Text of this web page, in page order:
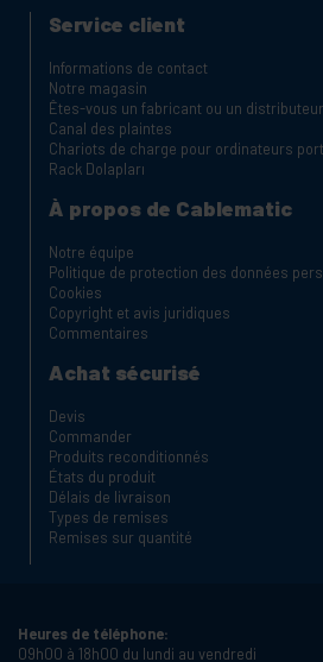
Service client
Informations de contact
Notre magasin
Êtes-vous un fabricant ou un
Canal des plaintes
Chariots de charge pour ordinateurs
Rack Dolapları
À propos de Cablematic
Notre équipe
Politique de protection des données
Cookies
Copyright et avis juridiques
Commentaires
Achat sécurisé
Devis
Commander
Produits reconditionnés
États du produit
Délais de livraison
Types de remises
Remises sur quantité
Heures de téléphone:
09h00 à 18h00 du lundi au vendredi